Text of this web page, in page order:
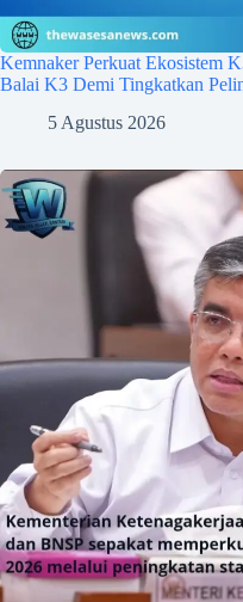
Kemnaker Perkuat Ekosistem
Balai K3 Demi Tingkatkan
5 Agustus 2026